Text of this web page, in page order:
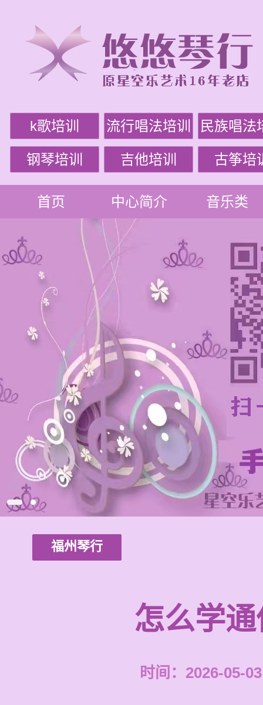
k歌培训 流行唱法培训 民族唱法
钢琴培训 吉他培训 古筝培
首页 中心简介 音乐类
福州琴行
怎么学
时间：2026-05-